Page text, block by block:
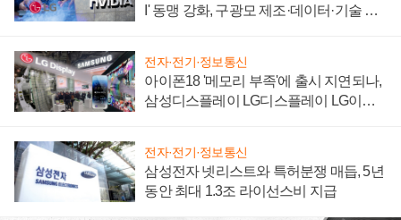
I' 동맹 강화, 구광모 제조·데이터·기술 결
전자·전기·정보통신
아이폰18 '메모리 부족'에 출시 지연되나,
삼성디스플레이 LG디스플레이 LG이노
전자·전기·정보통신
삼성전자 넷리스트와 특허분쟁 매듭, 5년
동안 최대 1.3조 라이선스비 지급